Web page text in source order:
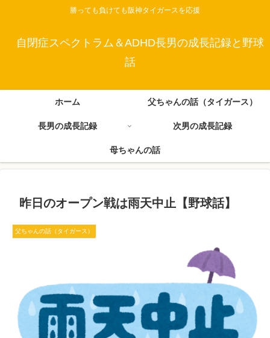
勝っても負けても阪神タイガースを応援
自閉症スペクトラム＆ADHD長男の成長記録と野球
話
ホーム 父ちゃんの話（タイガース）
長男の成長記録 次男の成長記録
母ちゃんの話
昨日のオープン戦は雨天中止【野球話】
父ちゃんの話（タイガース）